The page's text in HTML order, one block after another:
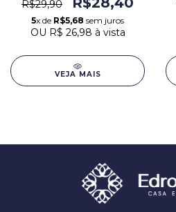
R$29,90
5x de R$5,68 sem juros
OU R$ 26,98 à vista
VEJA MAIS